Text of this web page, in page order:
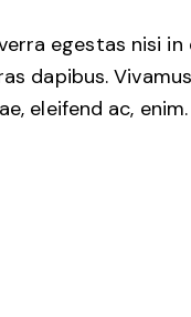
egestas nisi
dapibus.
eleifend ac,